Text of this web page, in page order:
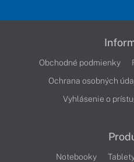
Obchodné podmienky
Ochrana osobných
Vyhlásenie o
Notebooky